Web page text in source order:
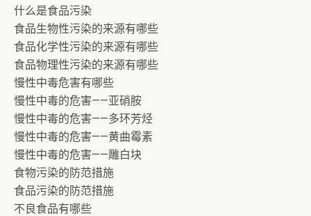
什么是食品污染
食品生物性污染的来源有哪些
食品化学性污染的来源有哪些
食品物理性污染的来源有哪些
慢性中毒危害有哪些
慢性中毒的危害——亚硝胺
慢性中毒的危害——多环芳烃
慢性中毒的危害——黄曲霉素
慢性中毒的危害——雕白块
食物污染的防范措施
食品污染的防范措施
不良食品有哪些